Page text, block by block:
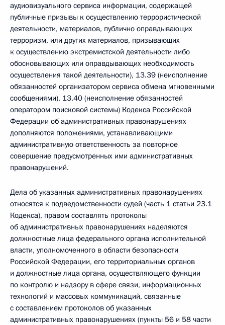
аудиовизуального сервиса информации, содержащей
публичные призывы к осуществлению террористической
деятельности, материалов, публично оправдывающих
терроризм, или других материалов, призывающих
к осуществлению экстремистской деятельности либо
обосновывающих или оправдывающих необходимость
осуществления такой деятельности), 13.39 (неисполнение
обязанностей организатором сервиса обмена мгновенными
сообщениями), 13.40 (неисполнение обязанностей
оператором поисковой системы) Кодекса Российской
Федерации об административных правонарушениях
дополняются положениями, устанавливающими
административную ответственность за повторное
совершение предусмотренных ими административных
правонарушений.
Дела об указанных административных правонарушениях
относятся к подведомственности судей (часть 1 статьи 23.1
Кодекса), правом составлять протоколы
об административных правонарушениях наделяются
должностные лица федерального органа исполнительной
власти, уполномоченного в области безопасности
Российской Федерации, его территориальных органов
и должностные лица органа, осуществляющего функции
по контролю и надзору в сфере связи, информационных
технологий и массовых коммуникаций, связанные
с составлением протоколов об указанных
административных правонарушениях (пункты 56 и 58 части